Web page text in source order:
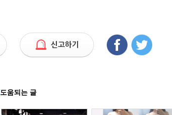
신고하기
도움되는 글